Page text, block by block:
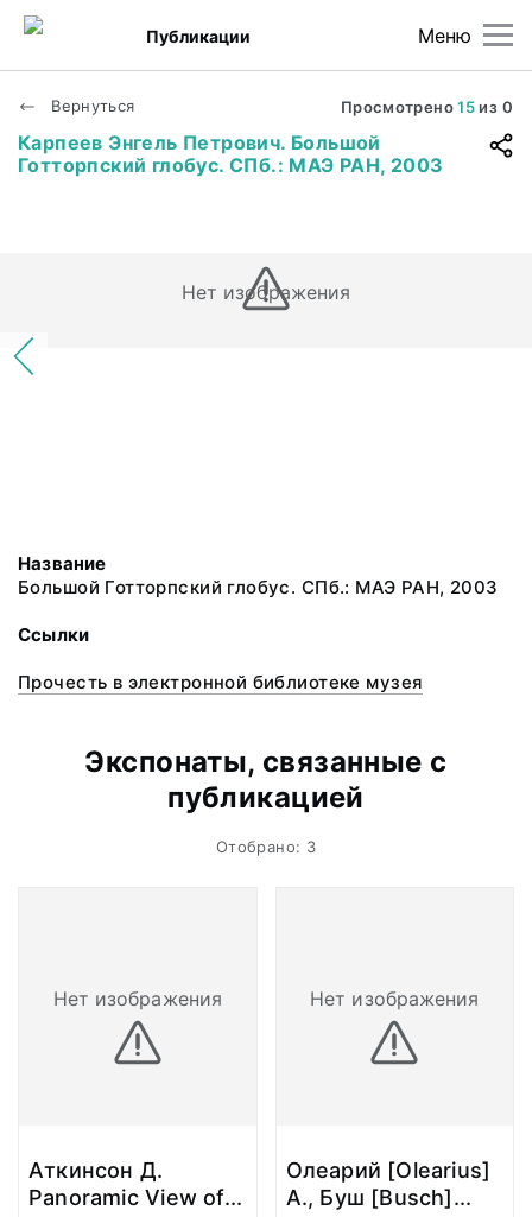
Меню
Публикации
Вернуться Просмотрено15из 0
Карпеев Энгель Петрович. Большой
Готторпский глобус. СПб.: МАЭ РАН, 2003
Нет изображения
Название
Большой Готторпский глобус. СПб.: МАЭ РАН, 2003
Ссылки
Прочесть в электронной библиотеке музея
Экспонаты, связанные с
публикацией
Отобрано: 3
Нет изображения
Аткинсон Д.
Panoramic View of...
Нет изображения
Олеарий [Olearius]
А., Буш [Busch]...